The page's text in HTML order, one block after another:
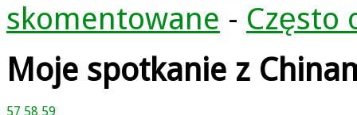
skomentowane - Często
Moje spotkanie z
57 58 59